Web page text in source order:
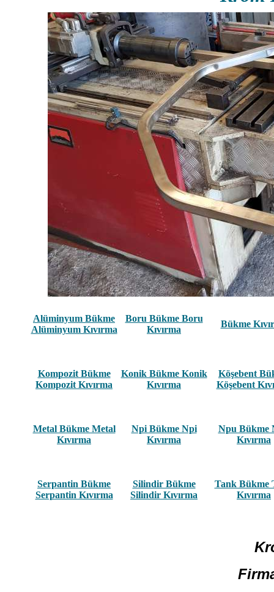
Alüminyum Bükme
Alüminyum Kıvırma
Boru Bükme Boru
Kıvırma
Bükme
Kompozit Bükme
Kompozit Kıvırma
Konik Bükme Konik
Kıvırma
Köşebent
Köşebent
Metal Bükme Metal
Kıvırma
Npi Bükme Npi
Kıvırma
Npu Bükme
Kıvırma
Serpantin Bükme
Serpantin Kıvırma
Silindir Bükme
Silindir Kıvırma
Tank Bükme
Kıvırma